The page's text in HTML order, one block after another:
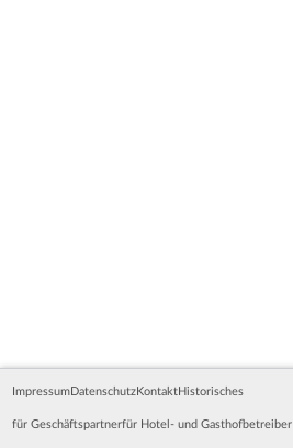
Impressum Datenschutz Kontakt Historisches
für Geschäftspartnerfür Hotel- und Gasthofbetreiber